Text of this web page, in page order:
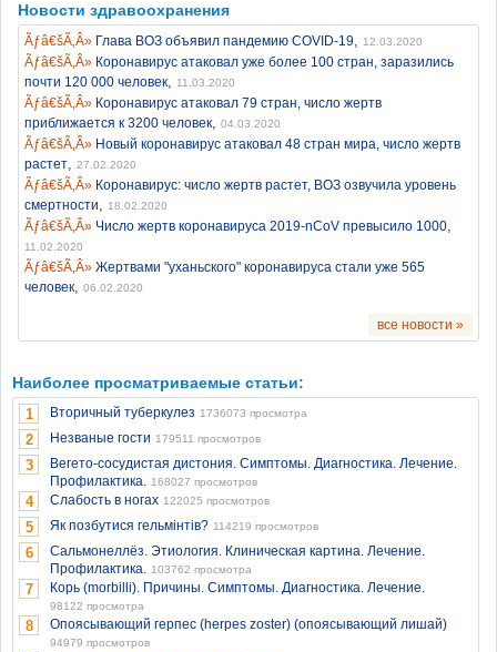
Новости здравоохранения
Глава ВОЗ объявил пандемию COVID-19, 12.03.2020
Коронавирус атаковал уже более 100 стран, заразились
почти 120 000 человек, 11.03.2020
Коронавирус атаковал 79 стран, число жертв
приближается к 3200 человек, 04.03.2020
Новый коронавирус атаковал 48 стран мира, число жертв
растет, 27.02.2020
Коронавирус: число жертв растет, ВОЗ озвучила уровень
смертности, 18.02.2020
Число жертв коронавируса 2019-nCoV превысило 1000,
11.02.2020
Жертвами "уханьского" коронавируса стали уже 565
человек, 06.02.2020
все новости »
Наиболее просматриваемые статьи:
1 Вторичный туберкулез 1736073 просмотра
2 Незваные гости 179511 просмотров
3
Вегето-сосудистая дистония. Симптомы. Диагностика. Лечение.
Профилактика. 168027 просмотров
4 Слабость в ногах 122025 просмотров
5 Як позбутися гельмінтів? 114219 просмотров
6
Сальмонеллёз. Этиология. Клиническая картина. Лечение.
Профилактика. 103762 просмотра
7 Корь (morbilli). Причины. Симптомы. Диагностика. Лечение.
98122 просмотра
8 Опоясывающий герпес (herpes zoster) (опоясывающий лишай)
94979 просмотров